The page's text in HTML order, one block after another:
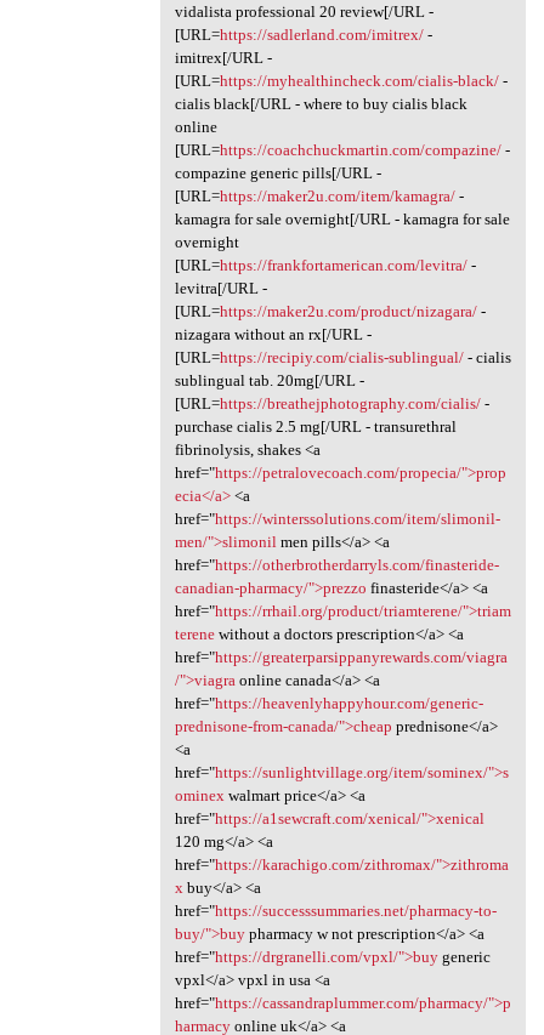
vidalista professional 20 review[/URL -
[URL=https://sadlerland.com/imitrex/-
imitrex[/URL -
[URL=https://myhealthincheck.com/cialis-black/-
cialis black[/URL - where to buy cialis black
online
[URL=https://coachchuckmartin.com/compazine/-
compazine generic pills[/URL -
[URL=https://maker2u.com/item/kamagra/-
kamagra for sale overnight[/URL - kamagra for sale
overnight
[URL=https://frankfortamerican.com/levitra/-
levitra[/URL -
[URL=https://maker2u.com/product/nizagara/-
nizagara without an rx[/URL -
[URL=https://recipiy.com/cialis-sublingual/- cialis
sublingual tab. 20mg[/URL -
[URL=https://breathejphotography.com/cialis/-
purchase cialis 2.5 mg[/URL - transurethral
fibrinolysis, shakes <a
href="https://petralovecoach.com/propecia/">prop
ecia</a><a
href="https://winterssolutions.com/item/slimonil-
men/">slimonil men pills</a> <a
href="https://otherbrotherdarryls.com/finasteride-
canadian-pharmacy/">prezzo finasteride</a> <a
href="https://rrhail.org/product/triamterene/">triam
terenewithout a doctors prescription</a> <a
href="https://greaterparsippanyrewards.com/viagra
/">viagra online canada</a> <a
href="https://heavenlyhappyhour.com/generic-
prednisone-from-canada/">cheap prednisone</a>
<a
href="https://sunlightvillage.org/item/sominex/">s
ominex walmart price</a> <a
href="https://a1sewcraft.com/xenical/">xenical
120 mg</a> <a
href="https://karachigo.com/zithromax/">zithroma
x buy</a> <a
href="https://successsummaries.net/pharmacy-to-
buy/">buypharmacy w not prescription</a> <a
href="https://drgranelli.com/vpxl/">buygeneric
vpxl</a> vpxl in usa <a
href="https://cassandraplummer.com/pharmacy/">p
harmacyonline uk</a> <a